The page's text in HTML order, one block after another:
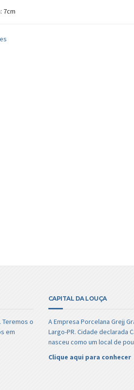
7cm
o
em
CAPITAL DA LOUÇA
A Empresa Porcelana Grejj
Largo-PR. Cidade declarada
nasceu como um local de
Clique aqui para conhecer